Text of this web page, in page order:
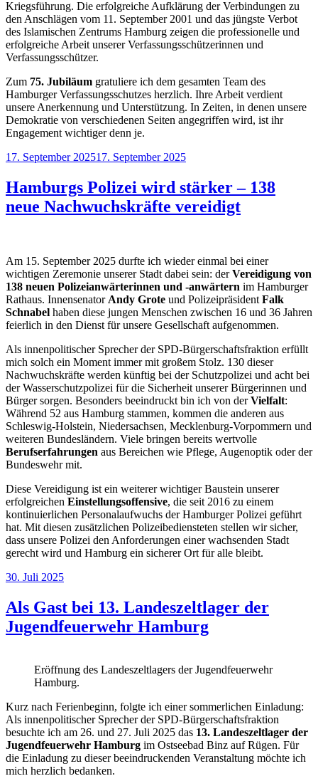
Kriegsführung. Die erfolgreiche Aufklärung der Verbindungen zu
den Anschlägen vom 11. September 2001 und das jüngste Verbot
des Islamischen Zentrums Hamburg zeigen die professionelle und
erfolgreiche Arbeit unserer Verfassungsschützerinnen und
Verfassungsschützer.
Zum 75. Jubiläum gratuliere ich dem gesamten Team des
Hamburger Verfassungsschutzes herzlich. Ihre Arbeit verdient
unsere Anerkennung und Unterstützung. In Zeiten, in denen unsere
Demokratie von verschiedenen Seiten angegriffen wird, ist ihr
Engagement wichtiger denn je.
Veröffentlicht
17. September 202517. September 2025
Hamburgs Polizei wird stärker – 138
neue Nachwuchskräfte vereidigt
Am 15. September 2025 durfte ich wieder einmal bei einer
wichtigen Zeremonie unserer Stadt dabei sein: derVereidigung von
138 neuen Polizeianwärterinnen und -anwärtern im Hamburger
Rathaus. Innensenator Andy Grote und Polizeipräsident Falk
Schnabel haben diese jungen Menschen zwischen 16 und 36 Jahren
feierlich in den Dienst für unsere Gesellschaft aufgenommen.
Als innenpolitischer Sprecher der SPD-Bürgerschaftsfraktion erfüllt
mich solch ein Moment immer mit großem Stolz. 130 dieser
Nachwuchskräfte werden künftig bei der Schutzpolizei und acht bei
der Wasserschutzpolizei für die Sicherheit unserer Bürgerinnen und
Bürger sorgen. Besonders beeindruckt bin ich von derVielfalt:
Während 52 aus Hamburg stammen, kommen die anderen aus
Schleswig-Holstein, Niedersachsen, Mecklenburg-Vorpommern und
weiteren Bundesländern. Viele bringen bereits wertvolle
Berufserfahrungen aus Bereichen wie Pflege, Augenoptik oder der
Bundeswehr mit.
Diese Vereidigung ist ein weiterer wichtiger Baustein unserer
erfolgreichen Einstellungsoffensive, die seit 2016 zu einem
kontinuierlichen Personalaufwuchs der Hamburger Polizei geführt
hat. Mit diesen zusätzlichen Polizeibediensteten stellen wir sicher,
dass unsere Polizei den Anforderungen einer wachsenden Stadt
gerecht wird und Hamburg ein sicherer Ort für alle bleibt.
Veröffentlicht
30. Juli 2025
Als Gast bei 13. Landeszeltlager der
Jugendfeuerwehr Hamburg
Eröffnung des Landeszeltlagers der Jugendfeuerwehr
Hamburg.
Kurz nach Ferienbeginn, folgte ich einer sommerlichen Einladung:
Als innenpolitischer Sprecher der SPD-Bürgerschaftsfraktion
besuchte ich am 26. und 27. Juli 2025 das 13. Landeszeltlager der
Jugendfeuerwehr Hamburg im Ostseebad Binz auf Rügen. Für
die Einladung zu dieser beeindruckenden Veranstaltung möchte ich
mich herzlich bedanken.